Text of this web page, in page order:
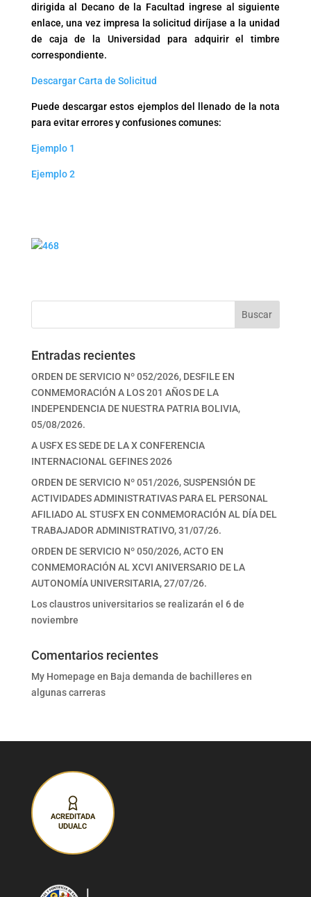
dirigida al Decano de la Facultad ingrese al siguiente
enlace, una vez impresa la solicitud diríjase a la unidad
de caja de la Universidad para adquirir el timbre
correspondiente.
Descargar Carta de Solicitud
Puede descargar estos ejemplos del llenado de la nota
para evitar errores y confusiones comunes:
Ejemplo 1
Ejemplo 2
Buscar
Entradas recientes
ORDEN DE SERVICIO Nº 052/2026, DESFILE EN
CONMEMORACIÓN A LOS 201 AÑOS DE LA
INDEPENDENCIA DE NUESTRA PATRIA BOLIVIA,
05/08/2026.
A USFX ES SEDE DE LA X CONFERENCIA
INTERNACIONAL GEFINES 2026
ORDEN DE SERVICIO Nº 051/2026, SUSPENSIÓN DE
ACTIVIDADES ADMINISTRATIVAS PARA EL PERSONAL
AFILIADO AL STUSFX EN CONMEMORACIÓN AL DÍA DEL
TRABAJADOR ADMINISTRATIVO, 31/07/26.
ORDEN DE SERVICIO Nº 050/2026, ACTO EN
CONMEMORACIÓN AL XCVI ANIVERSARIO DE LA
AUTONOMÍA UNIVERSITARIA, 27/07/26.
Los claustros universitarios se realizarán el 6 de
noviembre
Comentarios recientes
My Homepage en Baja demanda de bachilleres en
algunas carreras
ACREDITADA
UDUALC